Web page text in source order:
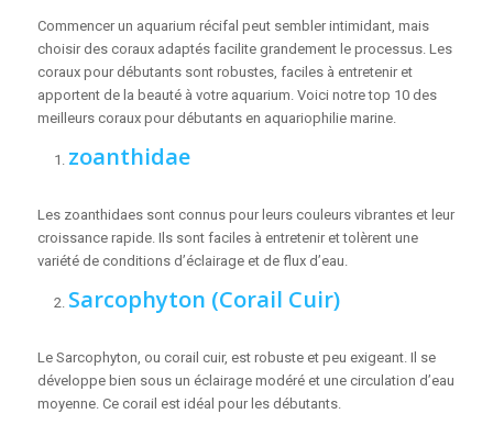
Commencer un aquarium récifal peut sembler intimidant, mais
choisir des coraux adaptés facilite grandement le processus. Les
coraux pour débutants sont robustes, faciles à entretenir et
apportent de la beauté à votre aquarium. Voici notre top 10 des
meilleurs coraux pour débutants en aquariophilie marine.
zoanthidae
Les zoanthidaes sont connus pour leurs couleurs vibrantes et leur
croissance rapide. Ils sont faciles à entretenir et tolèrent une
variété de conditions d’éclairage et de flux d’eau.
Sarcophyton (Corail Cuir)
Le Sarcophyton, ou corail cuir, est robuste et peu exigeant. Il se
développe bien sous un éclairage modéré et une circulation d’eau
moyenne. Ce corail est idéal pour les débutants.